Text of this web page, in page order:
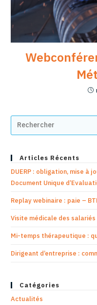
Articles Récents
DUERP : obligation, mise à
Document Unique
Replay webinaire : paie –
Visite médicale des
Mi-temps thérapeutique :
Dirigeant d’entreprise :
Catégories
Actualités